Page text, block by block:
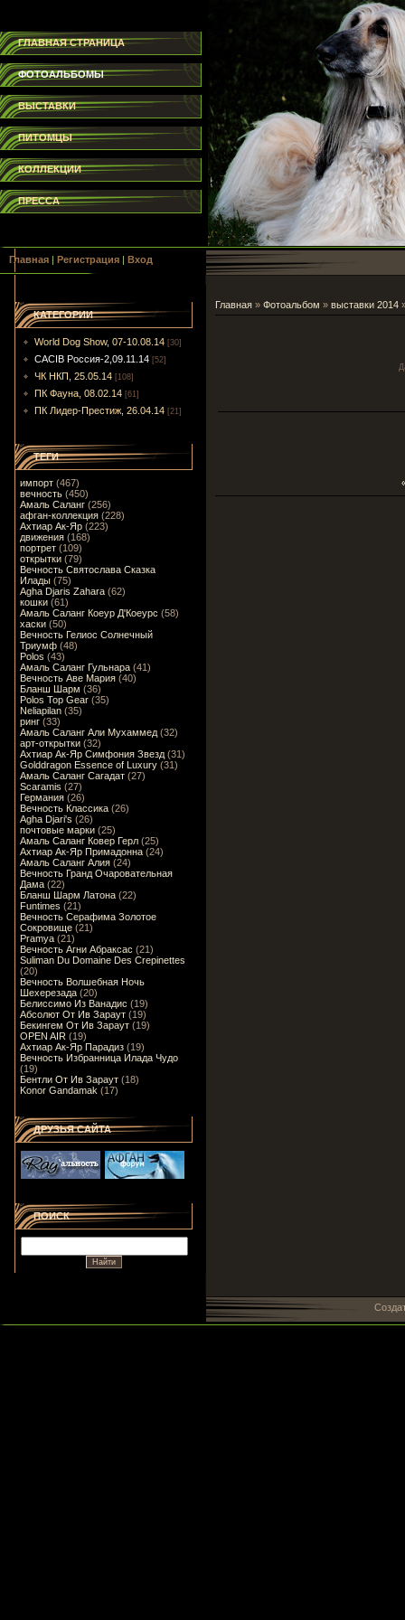
ГЛАВНАЯ СТРАНИЦА
ФОТОАЛЬБОМЫ
ВЫСТАВКИ
ПИТОМЦЫ
КОЛЛЕКЦИИ
ПРЕССА
Главная | Регистрация | Вход
КАТЕГОРИИ
World Dog Show, 07-10.08.14 [30]
CACIB Россия-2,09.11.14 [52]
ЧК НКП, 25.05.14 [108]
ПК Фауна, 08.02.14 [61]
ПК Лидер-Престиж, 26.04.14 [21]
ТЕГИ
импорт (467)
вечность (450)
Амаль Саланг (256)
афган-коллекция (228)
Ахтиар Ак-Яр (223)
движения (168)
портрет (109)
открытки (79)
Вечность Святослава Сказка
Илады (75)
Agha Djaris Zahara (62)
кошки (61)
Амаль Саланг Коеур Д'Коеурс (58)
хаски (50)
Вечность Гелиос Солнечный
Триумф (48)
Polos (43)
Амаль Саланг Гульнара (41)
Вечность Аве Мария (40)
Бланш Шарм (36)
Polos Top Gear (35)
Neliapilan (35)
ринг (33)
Амаль Саланг Али Мухаммед (32)
арт-открытки (32)
Ахтиар Ак-Яр Симфония Звезд (31)
Golddragon Essence of Luxury (31)
Амаль Саланг Сагадат (27)
Scaramis (27)
Германия (26)
Вечность Классика (26)
Agha Djari's (26)
почтовые марки (25)
Амаль Саланг Ковер Герл (25)
Ахтиар Ак-Яр Примадонна (24)
Амаль Саланг Алия (24)
Вечность Гранд Очаровательная
Дама (22)
Бланш Шарм Латона (22)
Funtimes (21)
Вечность Серафима Золотое
Сокровище (21)
Pramya (21)
Вечность Агни Абраксас (21)
Suliman Du Domaine Des Crepinettes
(20)
Вечность Волшебная Ночь
Шехерезада (20)
Белиссимо Из Ванадис (19)
Абсолют От Ив Зараут (19)
Бекингем От Ив Зараут (19)
OPEN AIR (19)
Ахтиар Ак-Яр Парадиз (19)
Вечность Избранница Илада Чудо
(19)
Бентли От Ив Зараут (18)
Konor Gandamak (17)
ДРУЗЬЯ САЙТА
ПОИСК
Главная » Фотоальбом » выставки 2014